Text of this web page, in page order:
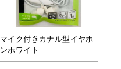
マイク付きカナル型イヤホ
ンホワイト